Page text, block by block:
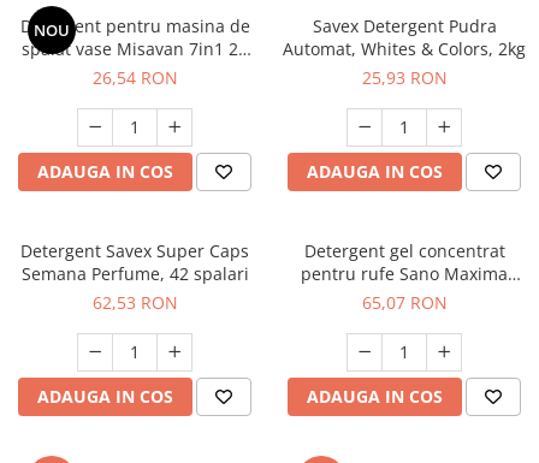
NOU
Detergent pentru masina de
spalat vase Misavan 7in1 25
tablete, 30112
26,54 RON
ADAUGA IN COS
Savex Detergent Pudra
Automat, Whites & Colors, 2kg
25,93 RON
ADAUGA IN COS
Detergent Savex Super Caps
Semana Perfume, 42 spalari
62,53 RON
ADAUGA IN COS
Detergent gel concentrat
pentru rufe Sano Maxima
Blue Blossom , 60 spalari, 3 l
65,07 RON
ADAUGA IN COS